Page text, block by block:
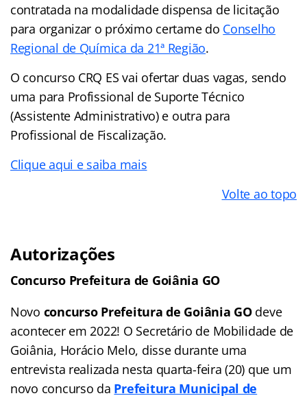
contratada na modalidade dispensa de licitação
para organizar o próximo certame do Conselho
Regional de Química da 21ª Região.
O concurso CRQ ES vai ofertar duas vagas, sendo
uma para Profissional de Suporte Técnico
(Assistente Administrativo) e outra para
Profissional de Fiscalização.
Clique aqui e saiba mais
Volte ao topo
Autorizações
Concurso Prefeitura de Goiânia GO
Novo concurso Prefeitura de Goiânia GO deve
acontecer em 2022! O Secretário de Mobilidade de
Goiânia, Horácio Melo, disse durante uma
entrevista realizada nesta quarta-feira (20) que um
novo concurso da Prefeitura Municipal de